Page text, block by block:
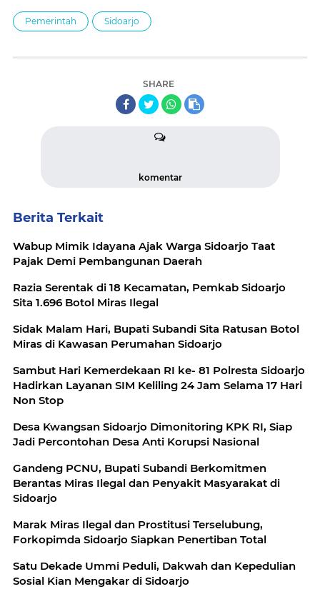
Pemerintah Sidoarjo
SHARE
komentar
Berita Terkait
Wabup Mimik Idayana Ajak Warga Sidoarjo Taat
Pajak Demi Pembangunan Daerah
Razia Serentak di 18 Kecamatan, Pemkab Sidoarjo
Sita 1.696 Botol Miras Ilegal
Sidak Malam Hari, Bupati Subandi Sita Ratusan Botol
Miras di Kawasan Perumahan Sidoarjo
Sambut Hari Kemerdekaan RI ke- 81 Polresta Sidoarjo
Hadirkan Layanan SIM Keliling 24 Jam Selama 17 Hari
Non Stop
Desa Kwangsan Sidoarjo Dimonitoring KPK RI, Siap
Jadi Percontohan Desa Anti Korupsi Nasional
Gandeng PCNU, Bupati Subandi Berkomitmen
Berantas Miras Ilegal dan Penyakit Masyarakat di
Sidoarjo
Marak Miras Ilegal dan Prostitusi Terselubung,
Forkopimda Sidoarjo Siapkan Penertiban Total
Satu Dekade Ummi Peduli, Dakwah dan Kepedulian
Sosial Kian Mengakar di Sidoarjo